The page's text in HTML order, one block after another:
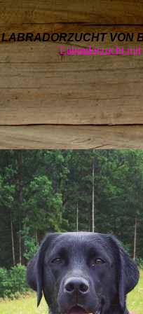
LABRADORZUCHT VON
Labradorzucht